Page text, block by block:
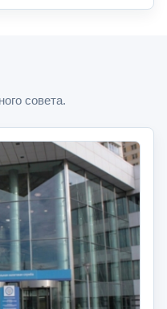
совета.